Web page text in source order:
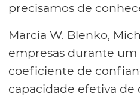
precisamos de
Marcia W. Blenko,
empresas durante um
coeficiente de
capacidade efetiva